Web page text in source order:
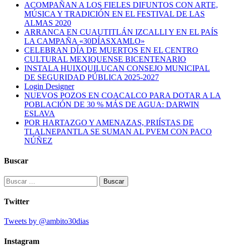
ACOMPAÑAN A LOS FIELES DIFUNTOS CON ARTE,
MÚSICA Y TRADICIÓN EN EL FESTIVAL DE LAS
ALMAS 2020
ARRANCA EN CUAUTITLÁN IZCALLI Y EN EL PAÍS
LA CAMPAÑA «30DÍASXAMLO»
CELEBRAN DÍA DE MUERTOS EN EL CENTRO
CULTURAL MEXIQUENSE BICENTENARIO
INSTALA HUIXQUILUCAN CONSEJO MUNICIPAL
DE SEGURIDAD PÚBLICA 2025-2027
Login Designer
NUEVOS POZOS EN COACALCO PARA DOTAR A LA
POBLACIÓN DE 30 % MÁS DE AGUA: DARWIN
ESLAVA
POR HARTAZGO Y AMENAZAS, PRIÍSTAS DE
TLALNEPANTLA SE SUMAN AL PVEM CON PACO
NÚÑEZ
Buscar
Buscar:
Twitter
Tweets by @ambito30dias
Instagram